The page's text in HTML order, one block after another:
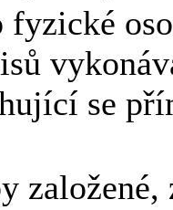
fyzické
se